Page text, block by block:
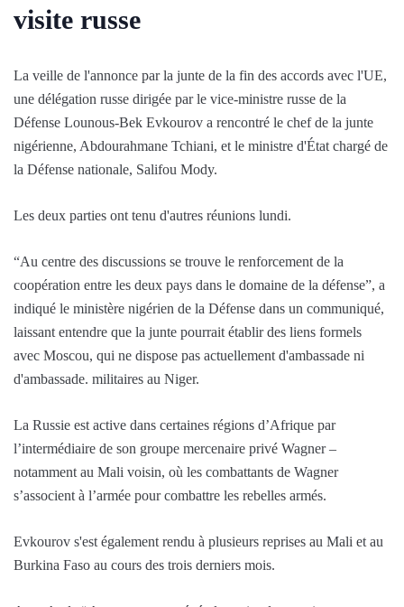
visite russe
La veille de l'annonce par la junte de la fin des accords avec l'UE,
une délégation russe dirigée par le vice-ministre russe de la
Défense Lounous-Bek Evkourov a rencontré le chef de la junte
nigérienne, Abdourahmane Tchiani, et le ministre d'État chargé de
la Défense nationale, Salifou Mody.
Les deux parties ont tenu d'autres réunions lundi.
“Au centre des discussions se trouve le renforcement de la
coopération entre les deux pays dans le domaine de la défense”, a
indiqué le ministère nigérien de la Défense dans un communiqué,
laissant entendre que la junte pourrait établir des liens formels
avec Moscou, qui ne dispose pas actuellement d'ambassade ni
d'ambassade. militaires au Niger.
La Russie est active dans certaines régions d’Afrique par
l’intermédiaire de son groupe mercenaire privé Wagner –
notamment au Mali voisin, où les combattants de Wagner
s’associent à l’armée pour combattre les rebelles armés.
Evkourov s'est également rendu à plusieurs reprises au Mali et au
Burkina Faso au cours des trois derniers mois.